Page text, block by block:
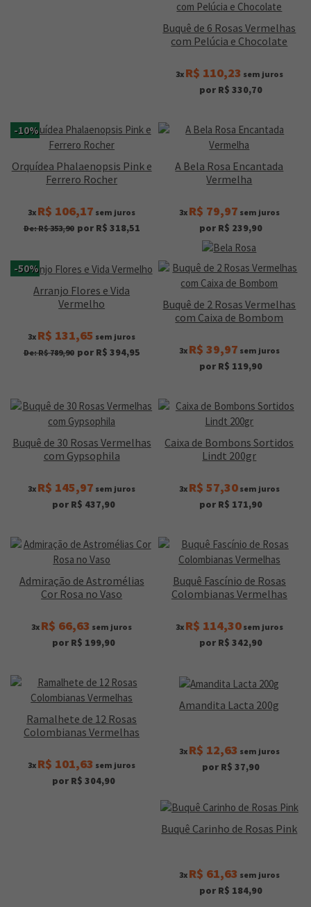
Buquê de 6 Rosas Vermelhas
com Pelúcia e Chocolate
3x R$ 110,23 sem juros
por R$ 330,70
-10%
Orquídea Phalaenopsis Pink e
Ferrero Rocher
3x R$ 106,17 sem juros
De: R$ 353,90 por R$ 318,51
A Bela Rosa Encantada
Vermelha
3x R$ 79,97 sem juros
por R$ 239,90
-50%
Arranjo Flores e Vida
Vermelho
3x R$ 131,65 sem juros
De: R$ 789,90 por R$ 394,95
Buquê de 2 Rosas Vermelhas
com Caixa de Bombom
3x R$ 39,97 sem juros
por R$ 119,90
Buquê de 30 Rosas Vermelhas
com Gypsophila
3x R$ 145,97 sem juros
por R$ 437,90
Caixa de Bombons Sortidos
Lindt 200gr
3x R$ 57,30sem juros
por R$ 171,90
Admiração de Astromélias
Cor Rosa no Vaso
3x R$ 66,63 sem juros
por R$ 199,90
Buquê Fascínio de Rosas
Colombianas Vermelhas
3x R$ 114,30sem juros
por R$ 342,90
Ramalhete de 12 Rosas
Colombianas Vermelhas
3x R$ 101,63 sem juros
por R$ 304,90
Amandita Lacta 200g
3x R$ 12,63 sem juros
por R$ 37,90
Buquê Carinho de Rosas Pink
3x R$ 61,63 sem juros
por R$ 184,90